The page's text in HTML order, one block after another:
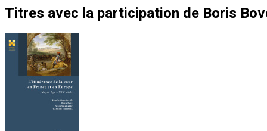
Titres avec la participation de Boris